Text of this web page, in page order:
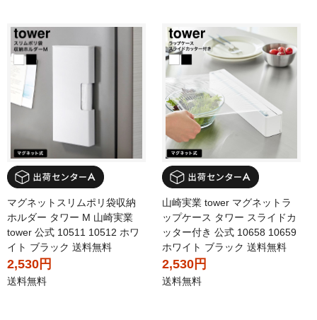
マグネットスリムポリ袋収納
ホルダー タワー M 山崎実業
tower 公式 10511 10512 ホワ
イト ブラック 送料無料
2,530円
送料無料
山崎実業 tower マグネットラ
ップケース タワー スライドカ
ッター付き 公式 10658 10659
ホワイト ブラック 送料無料
2,530円
送料無料